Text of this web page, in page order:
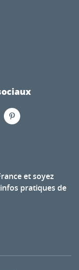
et soyez
pratiques de